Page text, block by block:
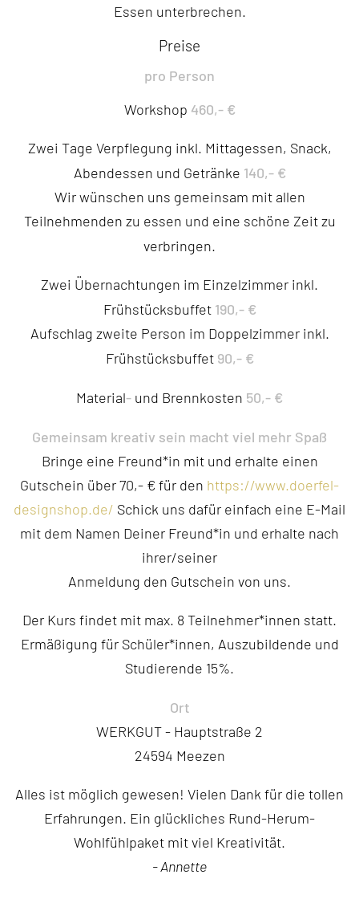
Essen unterbrechen.
Preise
pro Person
Workshop 460,- €
Zwei Tage Verpflegung inkl. Mittagessen, Snack,
Abendessen und Getränke 140,- €
Wir wünschen uns gemeinsam mit allen
Teilnehmenden zu essen und eine schöne Zeit zu
verbringen.
Zwei Übernachtungen im Einzelzimmer inkl.
Frühstücksbuffet 190,- €
Aufschlag zweite Person im Doppelzimmer inkl.
Frühstücksbuffet90,- €
Material- und Brennkosten 50,- €
Gemeinsam kreativ sein macht viel mehr Spaß
Bringe eine Freund*in mit und erhalte einen
Gutschein über 70,- € für den https://www.doerfel-
designshop.de/ Schick uns dafür einfach eine E-Mail
mit dem Namen Deiner Freund*in und erhalte nach
ihrer/seiner
Anmeldung den Gutschein von uns.
Der Kurs findet mit max. 8 Teilnehmer*innen statt.
Ermäßigung für Schüler*innen, Auszubildende und
Studierende 15%.
Ort
WERKGUT - Hauptstraße 2
24594 Meezen
Alles ist möglich gewesen! Vielen Dank für die tollen
Erfahrungen. Ein glückliches Rund-Herum-
Wohlfühlpaket mit viel Kreativität.
- Annette